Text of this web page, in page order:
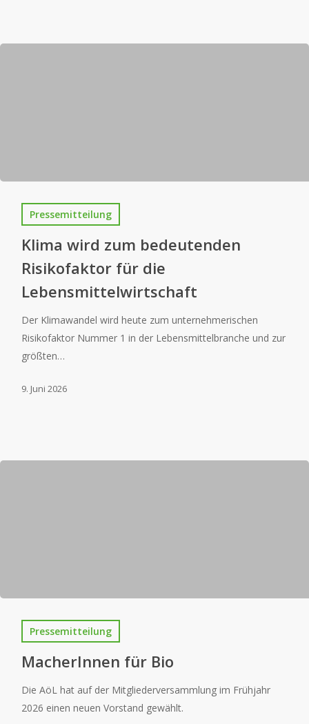
Pressemitteilung
Klima wird zum bedeutenden
Risikofaktor für die
Lebensmittelwirtschaft
Der Klimawandel wird heute zum unternehmerischen
Risikofaktor Nummer 1 in der Lebensmittelbranche und zur
größten…
9. Juni 2026
Pressemitteilung
MacherInnen für Bio
Die AöL hat auf der Mitgliederversammlung im Frühjahr
2026 einen neuen Vorstand gewählt.